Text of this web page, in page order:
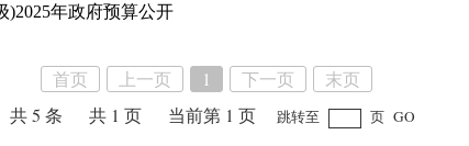
)2025年政府预算公开
首页 上一页 1 下一页
末页
共 5 条
共 1 页 当前第 1 页 跳转至 页 GO